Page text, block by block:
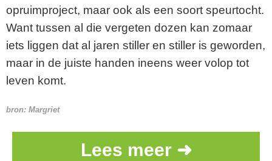
opruimproject, maar ook als een soort speurtocht.
Want tussen al die vergeten dozen kan zomaar
iets liggen dat al jaren stiller en stiller is geworden,
maar in de juiste handen ineens weer volop tot
leven komt.
bron: Margriet
Lees meer ➜